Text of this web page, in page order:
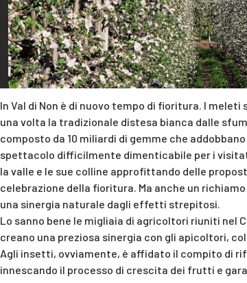
In Val di Non è di nuovo tempo di fioritura. I
una volta la tradizionale distesa bianca dalle
composto da 10 miliardi di gemme che
spettacolo difficilmente dimenticabile per i
la valle e le sue colline approfittando delle
celebrazione della fioritura. Ma anche un
una sinergia naturale dagli effetti strepitosi.
Lo sanno bene le migliaia di agricoltori riuniti nel
creano una preziosa sinergia con gli apicoltori,
Agli insetti, ovviamente, è affidato il compito di
innescando il processo di crescita dei frutti e